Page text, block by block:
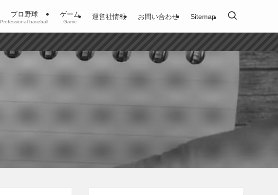
プロ野球
Professional baseball
ゲーム
Game
運営社情報 お問い合わせ Sitemap